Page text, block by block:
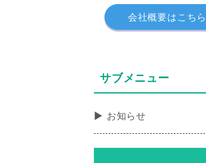
会社概要はこちら
サブメニュー
お知らせ